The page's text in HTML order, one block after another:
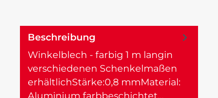
Beschreibung
Winkelblech - farbig 1 m langin
verschiedenen Schenkelmaßen
erhältlichStärke:0,8 mmMaterial:
Aluminium farbbeschichtet…